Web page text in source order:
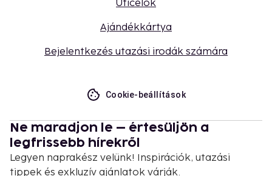
Úticélok
Ajándékkártya
Bejelentkezés utazási irodák számára
Cookie-beállítások
Ne maradjon le – értesüljön a
legfrissebb hírekről
Legyen naprakész velünk! Inspirációk, utazási
tippek és exkluzív ajánlatok várják.